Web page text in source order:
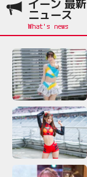
イーン 最新
ニュース